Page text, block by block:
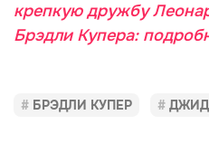
крепкую дружбу
Брэдли Купера:
БРЭДЛИ КУПЕР